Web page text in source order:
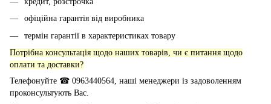
офіційна гарантія від виробника
термін гарантії в характеристиках товару
Потрібна консультація щодо наших товарів, чи є питання щодо
оплати та доставки?
Телефонуйте ☎ 0963440564, наші менеджери із задоволенням
проконсультують Вас.